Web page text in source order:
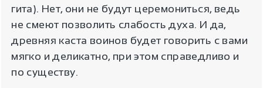
гита). Нет, они не будут церемониться, ведь
не смеют позволить слабость духа. И да,
древняя каста воинов будет говорить с вами
мягко и деликатно, при этом справедливо и
по существу.